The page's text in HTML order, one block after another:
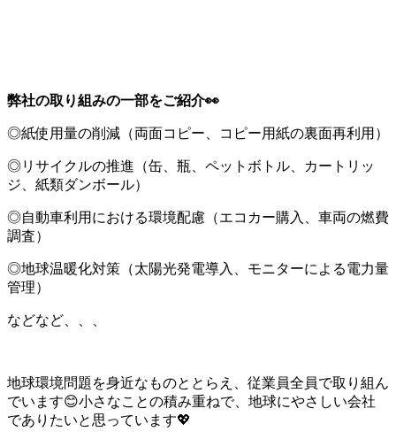
弊社の取り組みの一部をご紹介👀
◎紙使用量の削減（両面コピー、コピー用紙の裏面再利用）
◎リサイクルの推進（缶、瓶、ペットボトル、カートリッ
ジ、紙類ダンボール）
◎自動車利用における環境配慮（エコカー購入、車両の燃費
調査）
◎地球温暖化対策（太陽光発電導入、モニターによる電力量
管理）
などなど、、、
地球環境問題を身近なものととらえ、従業員全員で取り組ん
でいます😊小さなことの積み重ねで、地球にやさしい会社
でありたいと思っています💖